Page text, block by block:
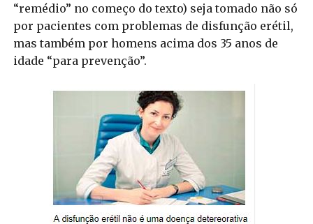
“remédio” no começo do texto) seja tomado não só
por pacientes com problemas de disfunção erétil,
mas também por homens acima dos 35 anos de
idade “para prevenção”.